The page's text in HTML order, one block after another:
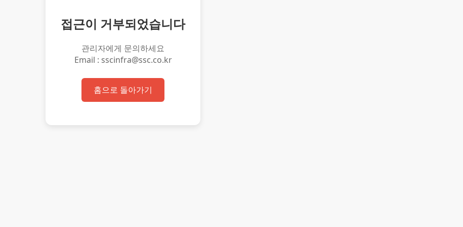
접근이 거부되었습니다
관리자에게 문의하세요
Email : sscinfra@ssc.co.kr
홈으로 돌아가기